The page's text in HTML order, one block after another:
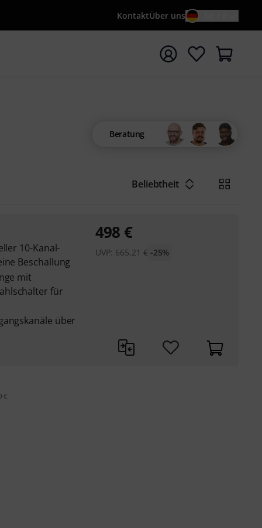
KontaktÜber uns
mit Suchwort {searchTerm} starten
Beratung
Beliebtheit
10-Kanal-
Beschallung
mit
für
über
498 €
UVP: 665,21 € -25%
€